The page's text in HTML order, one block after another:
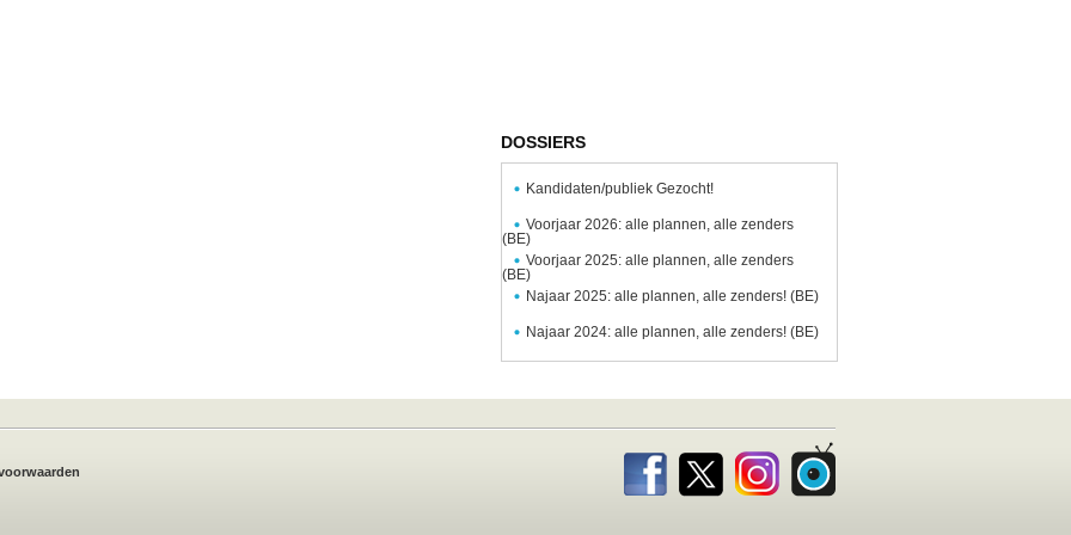
DOSSIERS
Kandidaten/publiek Gezocht!
Voorjaar 2026: alle plannen, alle zenders
(BE)
Voorjaar 2025: alle plannen, alle zenders
(BE)
Najaar 2025: alle plannen, alle zenders! (BE)
Najaar 2024: alle plannen, alle zenders! (BE)